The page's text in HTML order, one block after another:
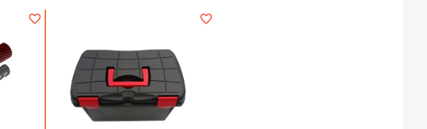
favorite_border favorite_border